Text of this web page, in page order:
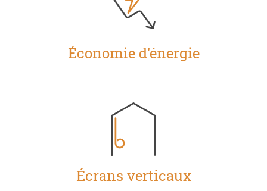
Économie d'énergie
Écrans verticaux